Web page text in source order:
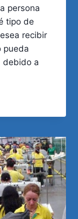
persona
tipo de
recibir
pueda
debido a